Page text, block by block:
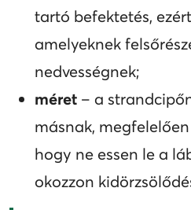
tartó befektetés,
amelyeknek
nedvességnek;
méret – a
másnak,
hogy ne essen le a
okozzon